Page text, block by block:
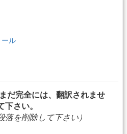
ール
だ完全には、翻訳されませ
下さい。
落を削除して下さい）